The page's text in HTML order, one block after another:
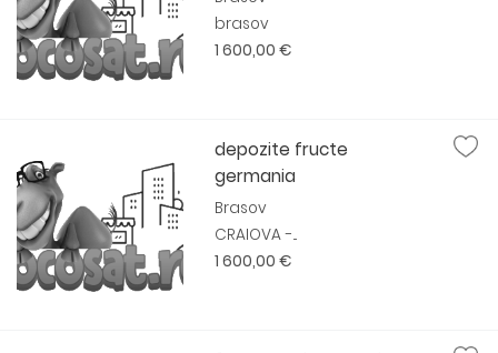
brasov
1 600,00 €
depozite fructe
germania
Brasov
CRAIOVA -...
1 600,00 €